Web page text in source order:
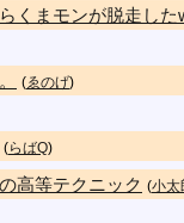
くまモンが脱走した
(ゑのげ)
(らばQ)
高等テクニック (小太